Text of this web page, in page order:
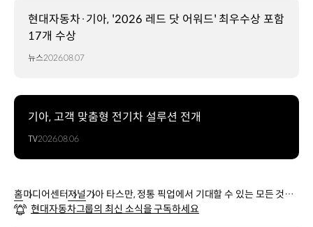
현대자동차·기아, '2026 레드 닷 어워드' 최우수상 포함
17개 수상
뉴스2026.08.07
기아, 고객 맞춤형 전기차 설루션 전개
TV2026.08.06
홈미디어센터저널기아 타스만, 정통 픽업에서 기대할 수 있는 모든 것을
품다
현대자동차그룹의 최신 소식을 구독하세요